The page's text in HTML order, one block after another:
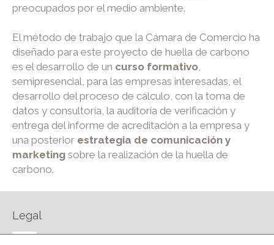
preocupados por el medio ambiente.
El método de trabajo que la Cámara de Comercio ha
diseñado para este proyecto de huella de carbono
es el desarrollo de un curso formativo,
semipresencial, para las empresas interesadas, el
desarrollo del proceso de cálculo, con la toma de
datos y consultoría, la auditoría de verificación y
entrega del informe de acreditación a la empresa y
una posterior estrategia de comunicación y
marketing sobre la realización de la huella de
carbono.
Legal